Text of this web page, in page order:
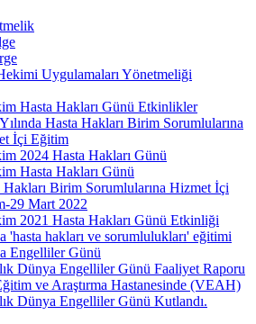
Uygulamaları Yönetmeliği
Hasta Hakları Günü Etkinlikler
Hasta Hakları Birim Sorumlularına
İçi Eğitim
2024 Hasta Hakları Günü
Hasta Hakları Günü
Hakları Birim Sorumlularına Hizmet İçi
29 Mart 2022
2021 Hasta Hakları Günü Etkinliği
'hasta hakları ve sorumlulukları' eğitimi
Engelliler Günü
Dünya Engelliler Günü Faaliyet Raporu
ve Araştırma Hastanesinde (VEAH)
Dünya Engelliler Günü Kutlandı.